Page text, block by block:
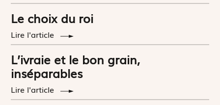
Le choix du roi
Lire l'article
L’ivraie et le bon grain,
inséparables
Lire l'article